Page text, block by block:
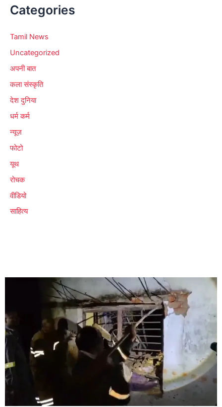
Categories
Tamil News
Uncategorized
अपनी बात
कला संस्कृति
देश दुनिया
धर्म कर्म
न्यूज़
फोटो
यूथ
रोचक
वीडियो
साहित्य